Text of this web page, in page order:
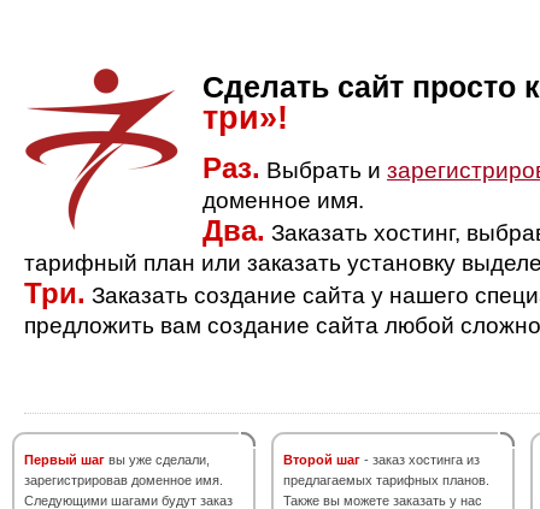
Сделать сайт просто
три»!
Раз. Выбрать и
доменное имя.
Два. Заказать хостинг,
тарифный план или заказать установку
Три. Заказать создание сайта у нашего
предложить вам создание сайта любой
Первый шаг вы уже сделали,
зарегистрировав доменное имя.
Следующими шагами будут заказ
Второй шаг - заказ хостинга из
предлагаемых тарифных планов.
Также вы можете заказать у нас